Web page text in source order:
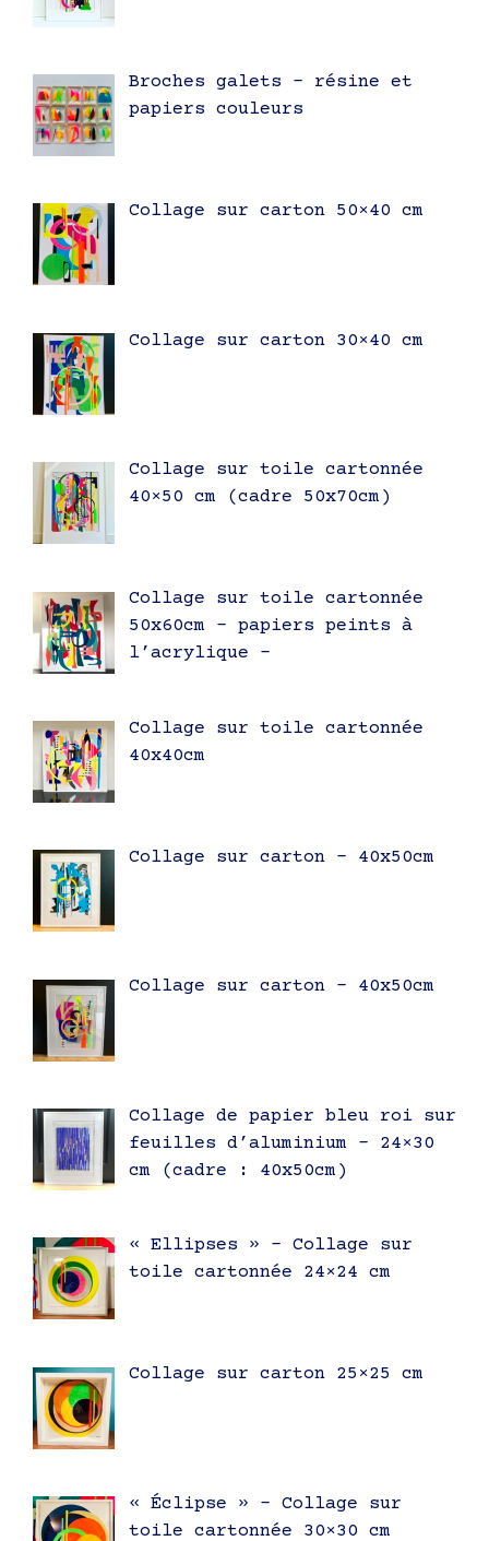
Broches galets – résine et
papiers couleurs
Collage sur carton 50×40 cm
Collage sur carton 30×40 cm
Collage sur toile cartonnée
40×50 cm (cadre 50x70cm)
Collage sur toile cartonnée
50x60cm – papiers peints à
l’acrylique –
Collage sur toile cartonnée
40x40cm
Collage sur carton – 40x50cm
Collage sur carton – 40x50cm
Collage de papier bleu roi sur
feuilles d’aluminium – 24×30
cm (cadre : 40x50cm)
« Ellipses » – Collage sur
toile cartonnée 24×24 cm
Collage sur carton 25×25 cm
« Éclipse » – Collage sur
toile cartonnée 30×30 cm